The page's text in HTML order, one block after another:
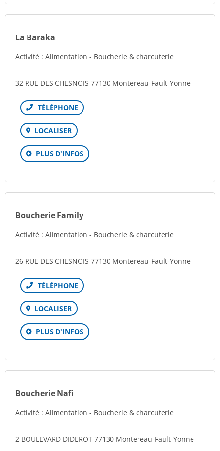
La Baraka
Activité : Alimentation - Boucherie & charcuterie
32 RUE DES CHESNOIS 77130 Montereau-Fault-Yonne
Téléphone
LOCALISER
PLUS D'INFOS
Boucherie Family
Activité : Alimentation - Boucherie & charcuterie
26 RUE DES CHESNOIS 77130 Montereau-Fault-Yonne
Téléphone
LOCALISER
PLUS D'INFOS
Boucherie Nafi
Activité : Alimentation - Boucherie & charcuterie
2 BOULEVARD DIDEROT 77130 Montereau-Fault-Yonne